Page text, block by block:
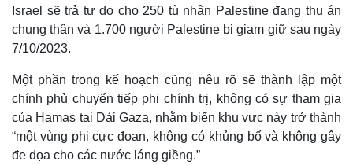
Israel sẽ trả tự do cho 250 tù nhân Palestine đang thụ án
chung thân và 1.700 người Palestine bị giam giữ sau ngày
7/10/2023.
Một phần trong kế hoạch cũng nêu rõ sẽ thành lập một
chính phủ chuyển tiếp phi chính trị, không có sự tham gia
của Hamas tại Dải Gaza, nhằm biến khu vực này trở thành
“một vùng phi cực đoan, không có khủng bố và không gây
đe dọa cho các nước láng giềng.”